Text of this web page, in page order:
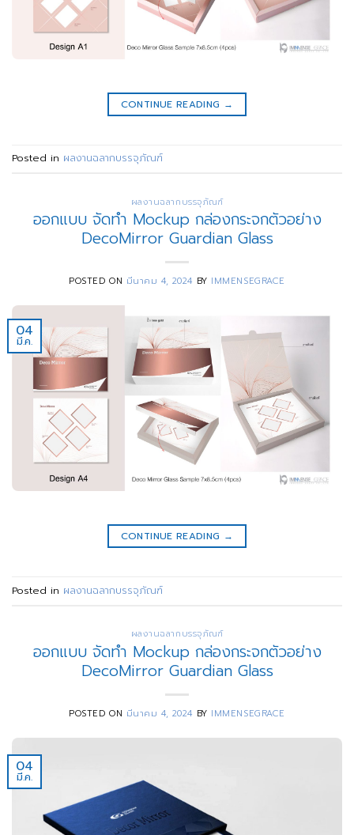
CONTINUE READING →
Posted in ผลงานฉลากบรรจุภัณฑ์
ผลงานฉลากบรรจุภัณฑ์
ออกแบบ จัดทำ Mockup กล่องกระจกตัวอย่าง
DecoMirror Guardian Glass
POSTED ON มีนาคม 4, 2024 BY IMMENSEGRACE
04
มี.ค.
CONTINUE READING →
Posted in ผลงานฉลากบรรจุภัณฑ์
ผลงานฉลากบรรจุภัณฑ์
ออกแบบ จัดทำ Mockup กล่องกระจกตัวอย่าง
DecoMirror Guardian Glass
POSTED ON มีนาคม 4, 2024 BY IMMENSEGRACE
04
มี.ค.